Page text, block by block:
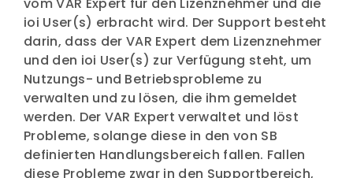
ioi User(s) erbracht wird. Der Support besteht
darin, dass der VAR Expert dem Lizenznehmer
und den ioi User(s) zur Verfügung steht, um
Nutzungs- und Betriebsprobleme zu
verwalten und zu lösen, die ihm gemeldet
werden. Der VAR Expert verwaltet und löst
Probleme, solange diese in den von SB
definierten Handlungsbereich fallen. Fallen
diese Probleme zwar in den Supportbereich,